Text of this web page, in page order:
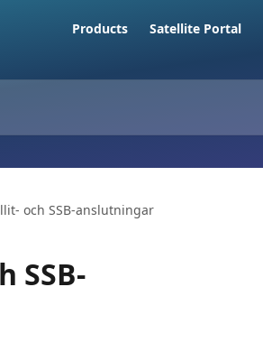
Products Satellite Portal
och SSB-anslutningar
SSB-